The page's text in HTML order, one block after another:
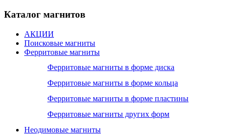
Каталог магнитов
АКЦИИ
Поисковые магниты
Ферритовые магниты
Ферритовые магниты в форме диска
Ферритовые магниты в форме кольца
Ферритовые магниты в форме пластины
Ферритовые магниты других форм
Неодимовые магниты